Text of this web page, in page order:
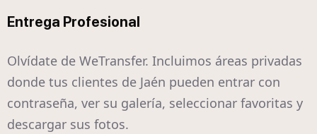
Entrega Profesional
Olvídate de WeTransfer. Incluimos áreas privadas
donde tus clientes de Jaén pueden entrar con
contraseña, ver su galería, seleccionar favoritas y
descargar sus fotos.